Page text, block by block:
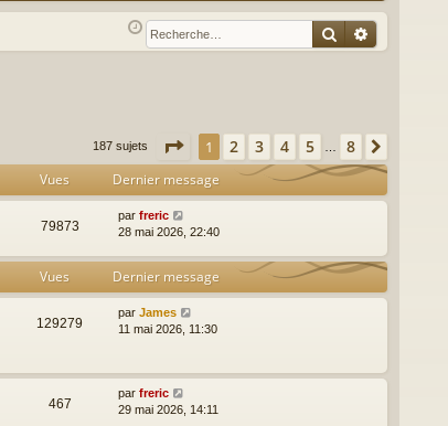
Q ne
xi
nr
eg
Rechercher
187 sujets Page 1sur
1 2 3 4 5 … 8
Vues Dernier message
79873
par freric
28 mai 2026, 22:40
Vues Dernier message
129279
par James
11 mai 2026, 11:30
467
par freric
29 mai 2026, 14:11